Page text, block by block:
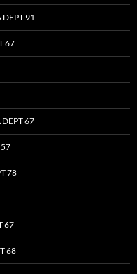
91
67
DEPT 67
57
78
67
68